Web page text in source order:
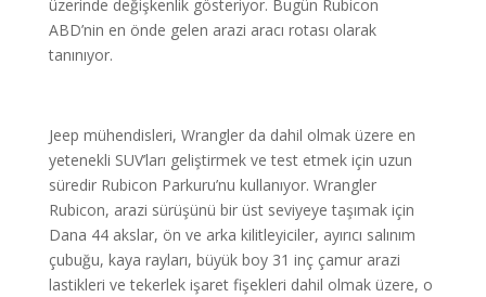
üzerinde değişkenlik gösteriyor. Bugün Rubicon
ABD’nin en önde gelen arazi aracı rotası olarak
tanınıyor.
Jeep mühendisleri, Wrangler da dahil olmak üzere en
yetenekli SUV’ları geliştirmek ve test etmek için uzun
süredir Rubicon Parkuru’nu kullanıyor. Wrangler
Rubicon, arazi sürüşünü bir üst seviyeye taşımak için
Dana 44 akslar, ön ve arka kilitleyiciler, ayırıcı salınım
çubuğu, kaya rayları, büyük boy 31 inç çamur arazi
lastikleri ve tekerlek işaret fişekleri dahil olmak üzere, o